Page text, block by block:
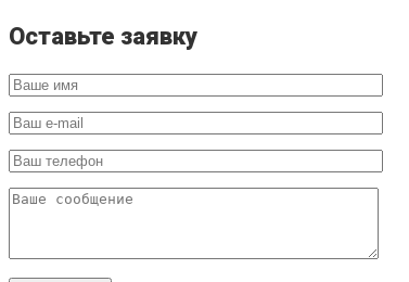
Оставьте заявку